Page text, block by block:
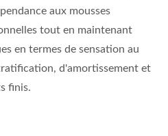
aux mousses
tout en maintenant
en termes de sensation au
d'amortissement et
finis.